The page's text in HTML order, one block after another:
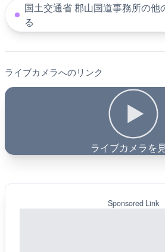
国土交通省 郡山国道事務所の他
る
ライブカメラへのリンク
ライブカメラを
Sponsored Link